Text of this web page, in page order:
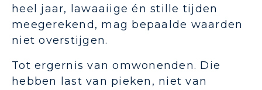
heel jaar, lawaaiige én stille tijden
meegerekend, mag bepaalde waarden
niet overstijgen.
Tot ergernis van omwonenden. Die
hebben last van pieken, niet van